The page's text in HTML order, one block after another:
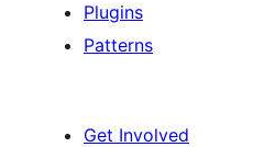
Plugins
Patterns
Get Involved